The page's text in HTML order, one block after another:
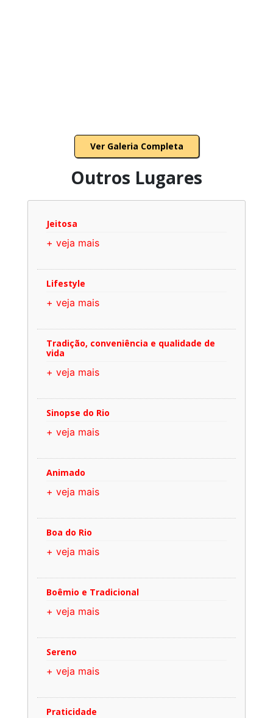
Ver Galeria Completa
Outros Lugares
Jeitosa
+ veja mais
Lifestyle
+ veja mais
Tradição, conveniência e qualidade de
vida
+ veja mais
Sinopse do Rio
+ veja mais
Animado
+ veja mais
Boa do Rio
+ veja mais
Boêmio e Tradicional
+ veja mais
Sereno
+ veja mais
Praticidade